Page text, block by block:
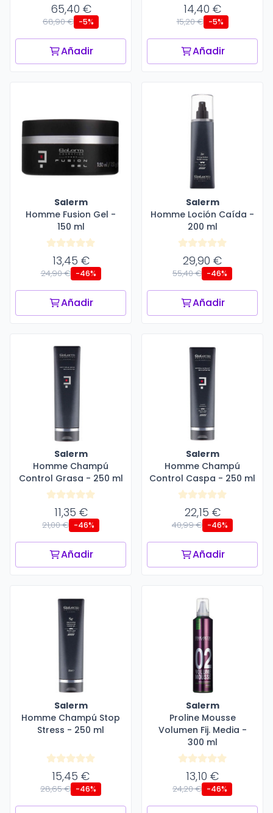
65,40 €
68,90 € -5%
Añadir
14,40 €
15,20 € -5%
Añadir
Salerm
Homme Fusion Gel -
150 ml
13,45 €
24,90 € -46%
Añadir
Salerm
Homme Loción Caída -
200 ml
29,90 €
55,40 € -46%
Añadir
Salerm
Homme Champú
Control Grasa - 250 ml
11,35 €
21,00 € -46%
Añadir
Salerm
Homme Champú
Control Caspa - 250 ml
22,15 €
40,99 € -46%
Añadir
Salerm
Homme Champú Stop
Stress - 250 ml
15,45 €
28,65 € -46%
Salerm
Proline Mousse
Volumen Fij. Media -
300 ml
13,10 €
24,20 € -46%